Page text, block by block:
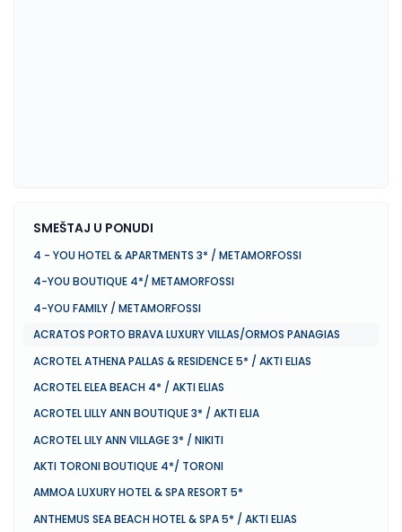
SMEŠTAJ U PONUDI
4 - YOU HOTEL & APARTMENTS 3* / METAMORFOSSI
4-YOU BOUTIQUE 4*/ METAMORFOSSI
4-YOU FAMILY / METAMORFOSSI
ACRATOS PORTO BRAVA LUXURY VILLAS/ORMOS PANAGIAS
ACROTEL ATHENA PALLAS & RESIDENCE 5* / AKTI ELIAS
ACROTEL ELEA BEACH 4* / AKTI ELIAS
ACROTEL LILLY ANN BOUTIQUE 3* / AKTI ELIA
ACROTEL LILY ANN VILLAGE 3* / NIKITI
AKTI TORONI BOUTIQUE 4*/ TORONI
AMMOA LUXURY HOTEL & SPA RESORT 5*
ANTHEMUS SEA BEACH HOTEL & SPA 5* / AKTI ELIAS